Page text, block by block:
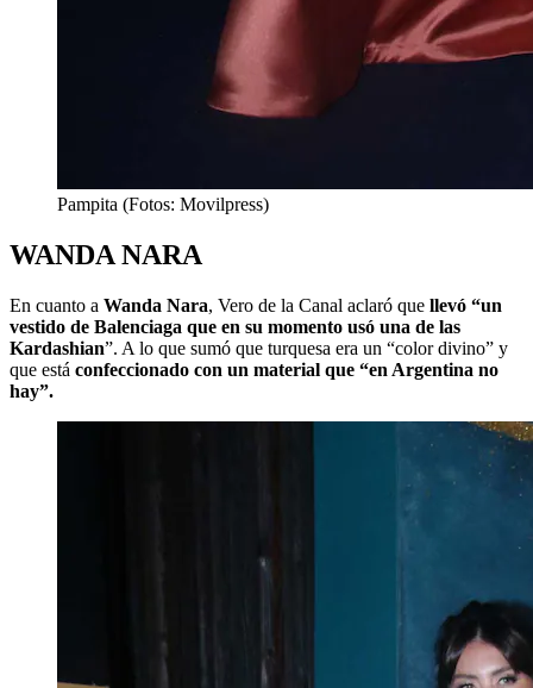
Pampita (Fotos: Movilpress)
WANDA NARA
En cuanto a Wanda Nara, Vero de la Canal aclaró que llevó “un
vestido de Balenciaga que en su momento usó una de las
Kardashian”. A lo que sumó que turquesa era un “color divino” y
que está confeccionado con un material que “en Argentina no
hay”.